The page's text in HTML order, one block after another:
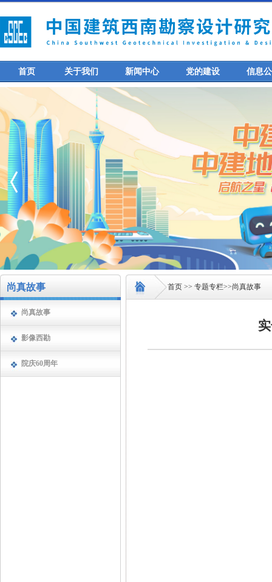
首页 关于我们 新闻中心 党的建设 信息
尚真故事
尚真故事
影像西勘
院庆60周年
首页 >> 专题专栏>>尚真故事